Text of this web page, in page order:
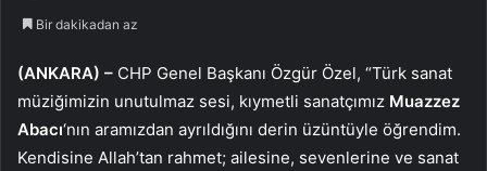
Bir dakikadan az
(ANKARA) – CHP Genel Başkanı Özgür Özel, “Türk sanat
müziğimizin unutulmaz sesi, kıymetli sanatçımız Muazzez
Abacı‘nın aramızdan ayrıldığını derin üzüntüyle öğrendim.
Kendisine Allah’tan rahmet; ailesine, sevenlerine ve sanat